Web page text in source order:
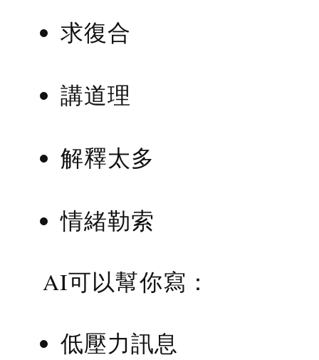
求復合
講道理
解釋太多
情緒勒索
AI可以幫你寫：
低壓力訊息